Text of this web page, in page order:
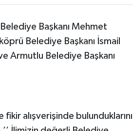
Başkanı Mehmet
Belediye Başkanı İsmail
Armutlu Belediye Başkanı
alışverişinde bulunduklarını